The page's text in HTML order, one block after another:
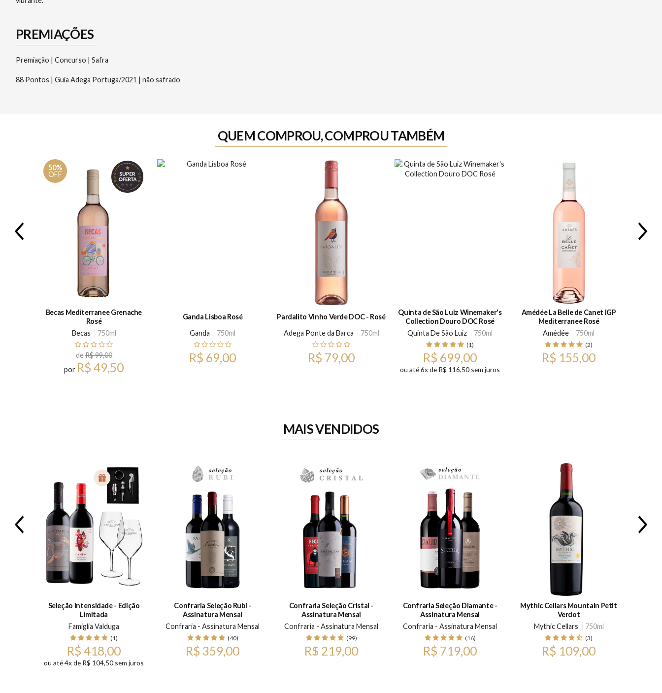
PREMIAÇÕES
Premiação | Concurso | Safra
88 Pontos | Guia Adega Portuga/2021 | não safrado
QUEM COMPROU, COMPROU TAMBÉM
50%
OFF
Becas Mediterranee Grenache
Rosé
Becas
750ml
deR$ 99,00
por R$ 49,50
Ganda Lisboa Rosé
Ganda
750ml
R$ 69,00
Pardalito Vinho Verde DOC - Rosé
Adega Ponte da Barca
750ml
R$ 79,00
Quinta de São Luiz Winemaker's
Collection Douro DOC Rosé
Quinta De São Luiz
750ml
(1)
R$ 699,00
ou até 6x de R$ 116,50 sem juros
Amédée La Belle de Canet IGP
Mediterranee Rosé
Amédée
750ml
(2)
R$ 155,00
MAIS VENDIDOS
Seleção Intensidade - Edição
Limitada
Famiglia Valduga
(1)
R$ 418,00
ou até 4x de R$ 104,50 sem juros
Confraria Seleção Rubi -
Assinatura Mensal
Confraria - Assinatura Mensal
(40)
R$ 359,00
Confraria Seleção Cristal -
Assinatura Mensal
Confraria - Assinatura Mensal
(99)
R$ 219,00
Confraria Seleção Diamante -
Assinatura Mensal
Confraria - Assinatura Mensal
(16)
R$ 719,00
Mythic Cellars Mountain Petit
Verdot
Mythic Cellars
750ml
(3)
R$ 109,00